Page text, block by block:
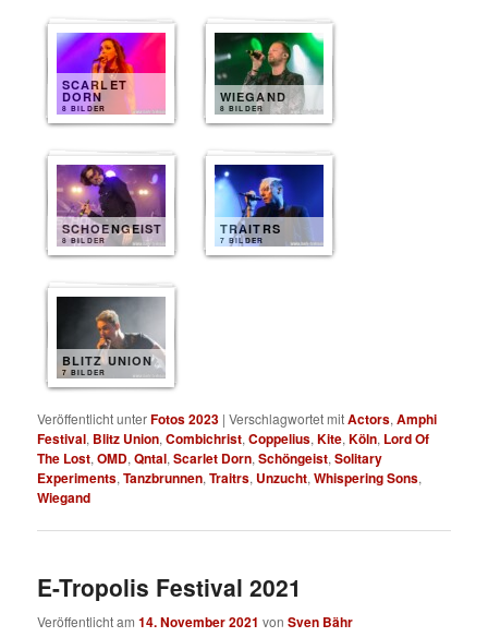
SCARLET
DORN
8 BILDER
WIEGAND
8 BILDER
SCHOENGEIST
8 BILDER
TRAITRS
7 BILDER
BLITZ UNION
7 BILDER
Veröffentlicht unterFotos 2023 |Verschlagwortet mitActors,Amphi
Festival, Blitz Union,Combichrist,Coppelius,Kite,Köln, Lord Of
The Lost,OMD,Qntal,Scarlet Dorn,Schöngeist,Solitary
Experiments,Tanzbrunnen,Traitrs, Unzucht,Whispering Sons,
Wiegand
E-Tropolis Festival 2021
Veröffentlicht am14. November 2021 vonSven Bähr